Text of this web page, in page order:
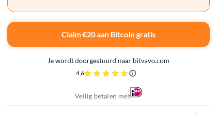
Claim €20 aan Bitcoin gratis
Je wordt doorgestuurd naar bitvavo.com
4,6
Veilig betalen met